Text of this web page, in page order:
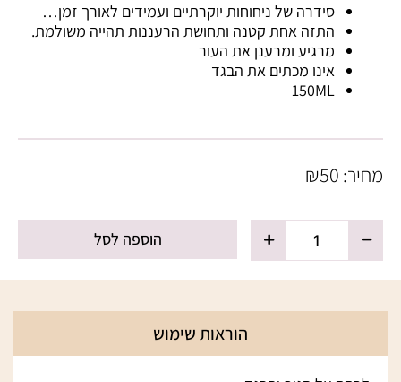
סידרה של ניחוחות יוקרתיים ועמידים לאורך זמן…
התזה אחת קטנה ותחושת הרעננות תהייה משולמת.
מרגיע ומרענן את העור
אינו מכתים את הבגד
150ML
מחיר: ₪50
של
הוספה לסל
הוראות שימוש